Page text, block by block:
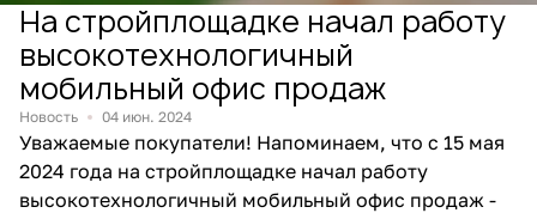
На стройплощадке начал работу
высокотехнологичный
мобильный офис продаж
Новость 04 июн. 2024
Уважаемые покупатели! Напоминаем, что с 15 мая
2024 года на стройплощадке начал работу
высокотехнологичный мобильный офис продаж -